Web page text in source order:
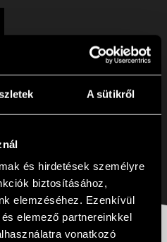
A sütikről
és hirdetések személyre
biztosításához,
elemzéséhez. Ezenkívül
elemező partnereinkkel
vonatkozó
ZENE
LENDVAI ERNŐ 100 | A
TIZENKÉTFOKÚ ZENE